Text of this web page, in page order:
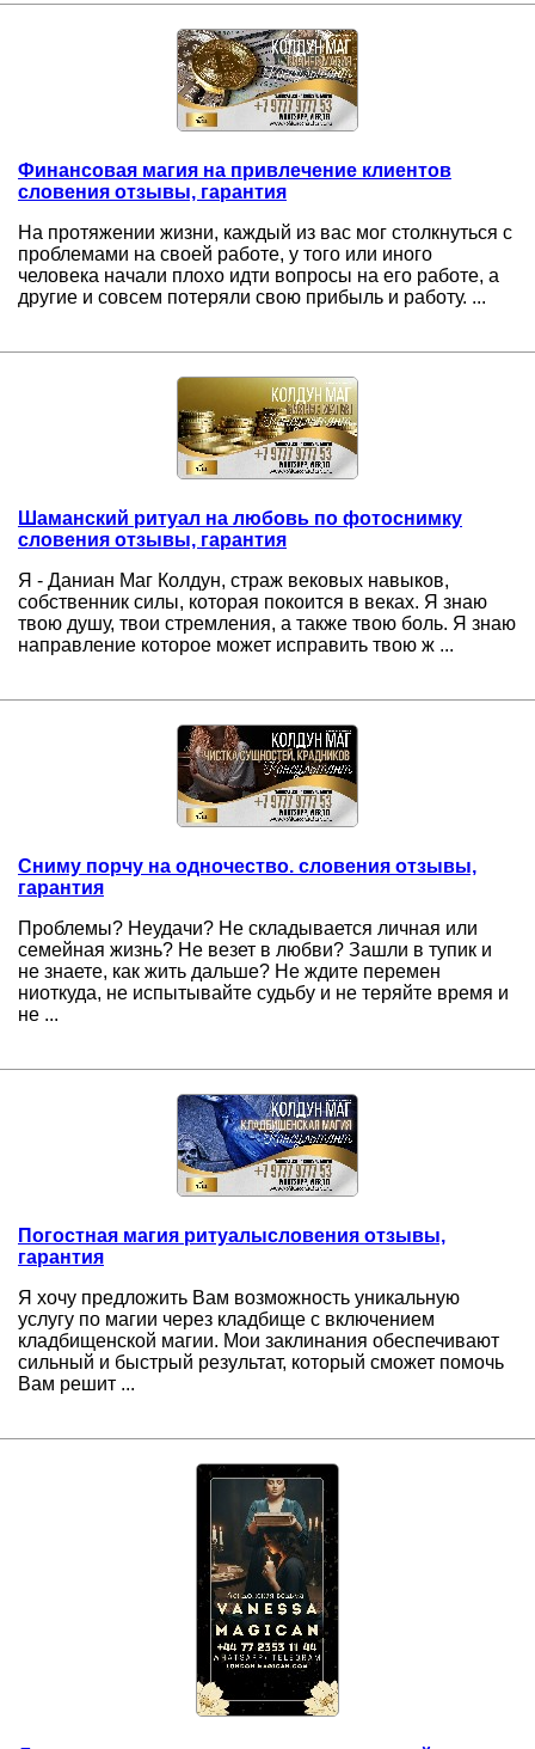
Финансовая магия на привлечение клиентов
словения отзывы, гарантия
На протяжении жизни, каждый из вас мог столкнуться с
проблемами на своей работе, у того или иного
человека начали плохо идти вопросы на его работе, а
другие и совсем потеряли свою прибыль и работу. ...
Шаманский ритуал на любовь по фотоснимку
словения отзывы, гарантия
Я - Даниан Маг Колдун, страж вековых навыков,
собственник силы, которая покоится в веках. Я знаю
твою душу, твои стремления, а также твою боль. Я знаю
направление которое может исправить твою ж ...
Сниму порчу на одночество. словения отзывы,
гарантия
Проблемы? Неудачи? Не складывается личная или
семейная жизнь? Не везет в любви? Зашли в тупик и
не знаете, как жить дальше? Не ждите перемен
ниоткуда, не испытывайте судьбу и не теряйте время и
не ...
Погостная магия ритуалысловения отзывы,
гарантия
Я хочу предложить Вам возможность уникальную
услугу по магии через кладбище с включением
кладбищенской магии. Мои заклинания обеспечивают
сильный и быстрый результат, который сможет помочь
Вам решит ...